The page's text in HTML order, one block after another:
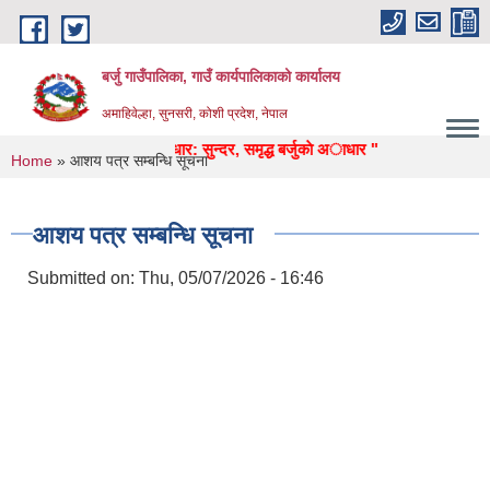
Skip to main content
बर्जु गाउँपालिका, गाउँ कार्यपालिकाको कार्यालय
अमाहिवेल्हा, सुनसरी, कोशी प्रदेश, नेपाल
उद्याेग, पर्यटन, पुर्वाधार: सुन्दर, समृद्ध बर्जुकाे अाधार "
You are here
Home » आशय पत्र सम्बन्धि सूचना
आशय पत्र सम्बन्धि सूचना
Submitted on: Thu, 05/07/2026 - 16:46